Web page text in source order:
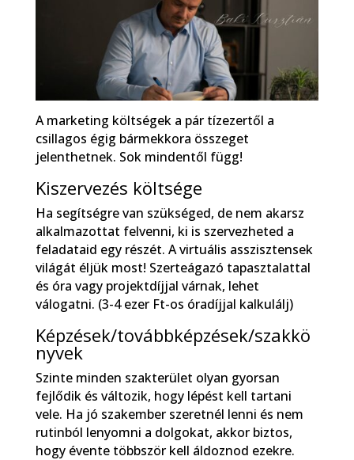
A marketing költségek a pár tízezertől a
csillagos égig bármekkora összeget
jelenthetnek. Sok mindentől függ!
Kiszervezés költsége
Ha segítségre van szükséged, de nem akarsz
alkalmazottat felvenni, ki is szervezheted a
feladataid egy részét. A virtuális asszisztensek
világát éljük most! Szerteágazó tapasztalattal
és óra vagy projektdíjjal várnak, lehet
válogatni. (3-4 ezer Ft-os óradíjjal kalkulálj)
Képzések/továbbképzések/szakkö
nyvek
Szinte minden szakterület olyan gyorsan
fejlődik és változik, hogy lépést kell tartani
vele. Ha jó szakember szeretnél lenni és nem
rutinból lenyomni a dolgokat, akkor biztos,
hogy évente többször kell áldoznod ezekre.